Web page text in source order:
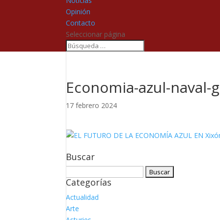
Opinión
Contacto
Seleccionar página
Economia-azul-naval-
17 febrero 2024
Buscar
Categorías
Actualidad
Arte